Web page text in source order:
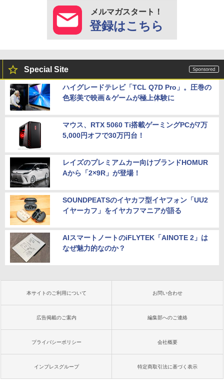
メルマガスタート！
登録はこちら
Special Site
ハイグレードテレビ「TCL Q7D Pro」。圧巻の
色彩美で映画＆ゲームが極上体験に
マウス、RTX 5060 Ti搭載ゲーミングPCが7万
5,000円オフで30万円台！
レイズのプレミアムカー向けブランドHOMUR
Aから「2×9R」が登場！
SOUNDPEATSのイヤカフ型イヤフォン「UU2
イヤーカフ」をイヤカフマニアが語る
AIスマートノートのiFLYTEK「AINOTE 2」は
なぜ魅力的なのか？
本サイトのご利用について お問い合わせ
広告掲載のご案内 編集部へのご連絡
プライバシーポリシー 会社概要
インプレスグループ 特定商取引法に基づく表示